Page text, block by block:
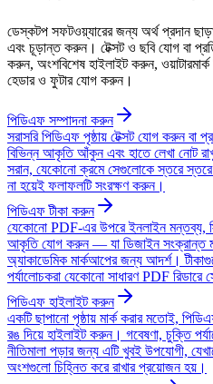
ডেস্কটপ সফটওয়্যারের জন্য অর্থ প্রদান
এবং চূড়ান্ত করুন। টেক্সট ও ছবি যোগ বা
করুন, অংশবিশেষ হাইলাইট করুন,
হেডার ও ফুটার যোগ করুন।
পিডিএফ সম্পাদনা করুন
সরাসরি পিডিএফ পৃষ্ঠায় টেক্সট যোগ করুন
বিভিন্ন আকৃতি আঁকুন এবং হাতে লেখা নোট
সরান, যেকোনো ক্রমে সেগুলোকে স্তরে স্তরে
না হয়েই ফলাফলটি সংরক্ষণ করুন।
পিডিএফ টীকা করুন
যেকোনো PDF-এর উপরে ইনলাইন মন্তব্য,
আকৃতি যোগ করুন — যা ডিজাইন সংক্রান্ত
অ্যাকাডেমিক মার্কআপের জন্য আদর্শ।
পর্যালোচকরা যেকোনো সাধারণ PDF
পিডিএফ হাইলাইট করুন
একটি ছাপানো পৃষ্ঠায় মার্ক করার মতোই,
রঙ দিয়ে হাইলাইট করুন। গবেষণা, চুক্তি
নীতিমালা পড়ার জন্য এটি খুবই উপযোগী,
অংশগুলো চিহ্নিত করে রাখার প্রয়োজন হয়।